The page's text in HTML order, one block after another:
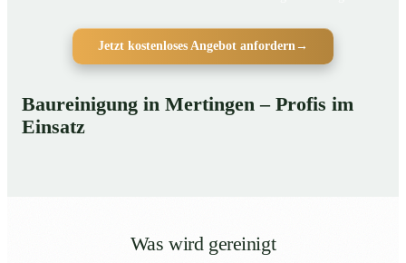
Jetzt kostenloses Angebot anfordern→
Baureinigung in Mertingen – Profis im
Einsatz
Was wird gereinigt